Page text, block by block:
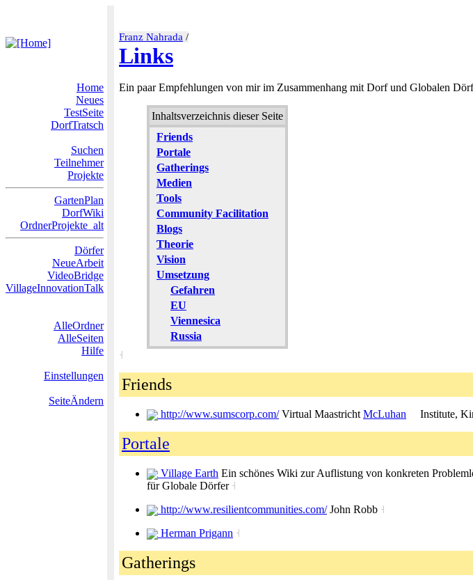
Franz Nahrada /
Links
Home
Neues
TestSeite
DorfTratsch
Suchen
Teilnehmer
Projekte
GartenPlan
DorfWiki
OrdnerProjekte_alt
Dörfer
NeueArbeit
VideoBridge
VillageInnovationTalk
AlleOrdner
AlleSeiten
Hilfe
Einstellungen
SeiteÄndern
Ein paar Empfehlungen von mir im Zusammenhang mit Dorf und Globalen
Inhaltsverzeichnis dieser Seite
Friends
Portale
Gatherings
Medien
Tools
Community Facilitation
Blogs
Theorie
Vision
Umsetzung
Gefahren
EU
Viennesica
Russia
˧
Friends
http://www.sumscorp.com/Virtual Maastricht McLuhan Institute,
Portale
Village Earth Ein schönes Wiki zur Auflistung von konkreten
für Globale Dörfer ˧
http://www.resilientcommunities.com/John Robb ˧
Herman Prigann ˧
Gatherings